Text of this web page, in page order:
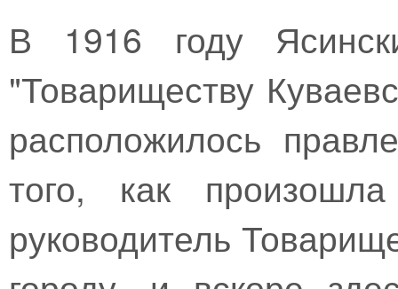
В 1916 году
"Товариществу
расположилось
того, как
руководитель